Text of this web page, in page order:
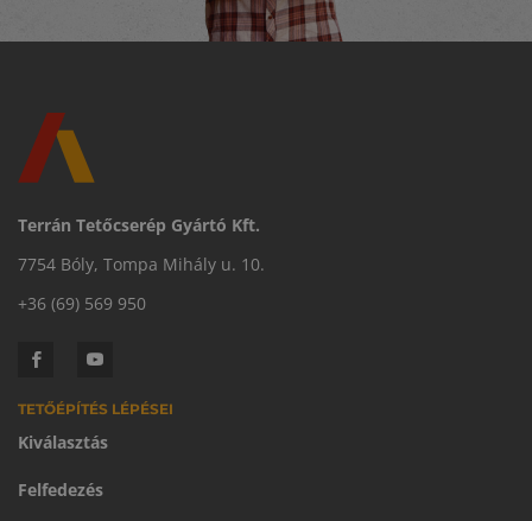
Terrán Tetőcserép Gyártó Kft.
7754 Bóly, Tompa Mihály u. 10.
+36 (69) 569 950
TETŐÉPÍTÉS LÉPÉSEI
Kiválasztás
Felfedezés